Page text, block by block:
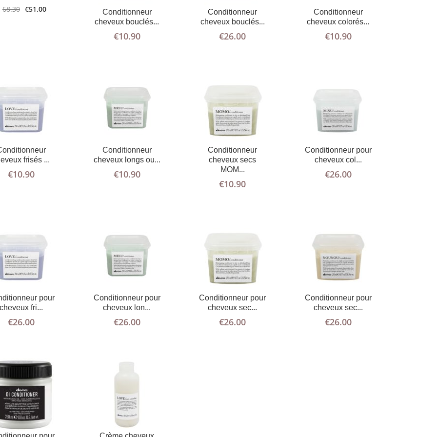
68.30 €51.00
Conditionneur
cheveux bouclés...
€10.90
Conditionneur
cheveux bouclés...
€26.00
Conditionneur
cheveux colorés...
€10.90
frisés ...
€10.90
Conditionneur
cheveux longs ou...
€10.90
Conditionneur
cheveux secs
MOM...
€10.90
Conditionneur pour
cheveux col...
€26.00
pour
fri...
€26.00
AJOUTER
PLUS
Conditionneur pour
cheveux lon...
€26.00
AJOUTER
PLUS
Conditionneur pour
cheveux sec...
€26.00
AJOUTER
AU PANIER
PLUS
D'INFOS
Conditionneur pour
cheveux sec...
€26.00
AJOUTER
PLUS
AJOUTER
AU PANIER
PLUS
D'INFOS
AJOUTER
AU PANIER
PLUS
D'INFOS